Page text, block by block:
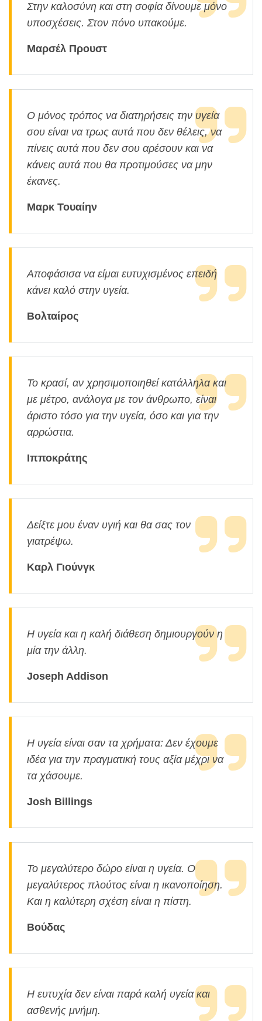
Στην καλοσύνη και στη σοφία δίνουμε μόνο
υποσχέσεις. Στον πόνο υπακούμε.
Μαρσέλ Προυστ
Ο μόνος τρόπος να διατηρήσεις την υγεία
σου είναι να τρως αυτά που δεν θέλεις, να
πίνεις αυτά που δεν σου αρέσουν και να
κάνεις αυτά που θα προτιμούσες να μην
έκανες.
Μαρκ Τουαίην
Αποφάσισα να είμαι ευτυχισμένος επειδή
κάνει καλό στην υγεία.
Βολταίρος
Το κρασί, αν χρησιμοποιηθεί κατάλληλα και
με μέτρο, ανάλογα με τον άνθρωπο, είναι
άριστο τόσο για την υγεία, όσο και για την
αρρώστια.
Ιπποκράτης
Δείξτε μου έναν υγιή και θα σας τον
γιατρέψω.
Καρλ Γιούνγκ
Η υγεία και η καλή διάθεση δημιουργούν η
μία την άλλη.
Joseph Addison
Η υγεία είναι σαν τα χρήματα: Δεν έχουμε
ιδέα για την πραγματική τους αξία μέχρι να
τα χάσουμε.
Josh Billings
Το μεγαλύτερο δώρο είναι η υγεία. Ο
μεγαλύτερος πλούτος είναι η ικανοποίηση.
Και η καλύτερη σχέση είναι η πίστη.
Βούδας
Η ευτυχία δεν είναι παρά καλή υγεία και
ασθενής μνήμη.